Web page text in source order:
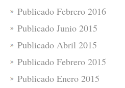
Publicado Febrero 2016
Publicado Junio 2015
Publicado Abril 2015
Publicado Febrero 2015
Publicado Enero 2015